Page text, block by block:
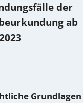
der
ab
Grundlagen